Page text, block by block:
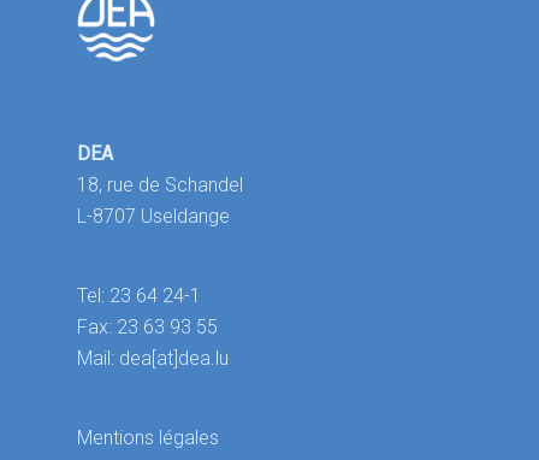
DEA
18, rue de Schandel
L-8707 Useldange
Tel: 23 64 24-1
Fax: 23 63 93 55
Mail: dea[at]dea.lu
Mentions légales